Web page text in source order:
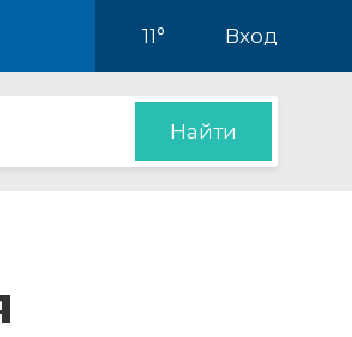
11° Вход
Найти